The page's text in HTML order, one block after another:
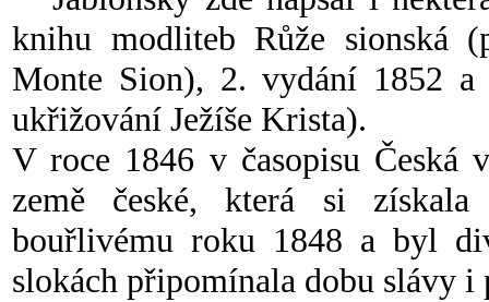
knihu modliteb Růže sionská
Monte Sion), 2. vydání 1852
ukřižování Ježíše Krista).
V roce 1846 v časopisu Česká
země české, která si
bouřlivému roku 1848 a byl
slokách připomínala dobu slávy